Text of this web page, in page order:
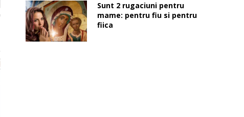
Sunt 2 rugaciuni pentru
mame: pentru fiu si pentru
fiica